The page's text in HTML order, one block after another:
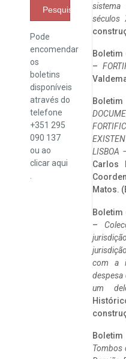
Pesquisar
Pode
encomendar
os
boletins
disponíveis
através do
telefone
+351 295
090 137
ou ao
clicaraqui
séculos
Boletim
–
LISBOA
Carlos
Matos.
Boletim
–
com a
despesa
um
Tombos